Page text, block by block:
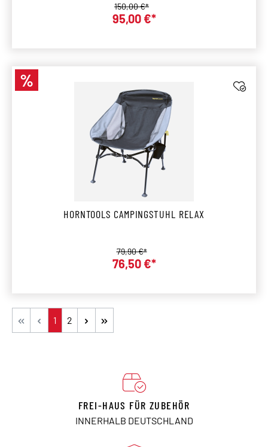
Verkaufspreis:
95,00 €*
Regulärer Preis:
150,00 €*
Rabatt
%
HORNTOOLS CAMPINGSTUHL RELAX
Verkaufspreis:
76,50 €*
Regulärer Preis:
79,90 €*
Seite
1 Seite
2
FREI-HAUS FÜR ZUBEHÖR
INNERHALB DEUTSCHLAND